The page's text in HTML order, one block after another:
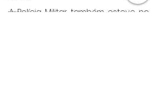
agro
A Polícia Militar também esteve no